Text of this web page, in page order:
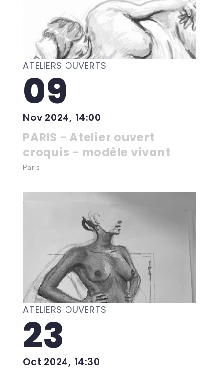
ATELIERS OUVERTS
09
Nov 2024, 14:00
PARIS - Atelier ouvert
croquis - modèle vivant
Paris
ATELIERS OUVERTS
23
Oct 2024, 14:30